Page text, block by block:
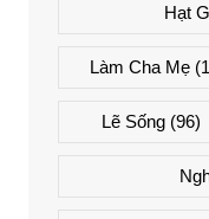
Hạt
Làm Cha Mẹ
Lẽ Sống (96)